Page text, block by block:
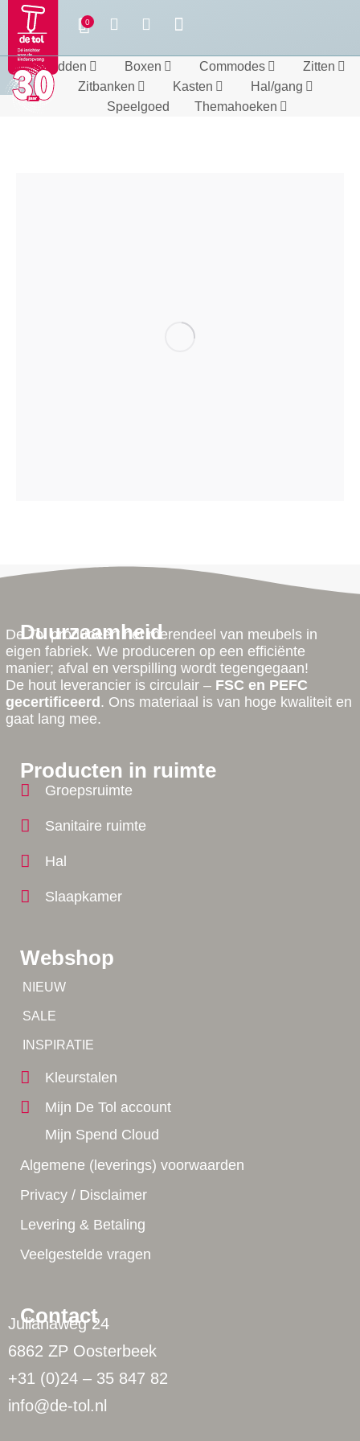
Bedden Boxen Commodes
Zitten
Zitbanken
Kasten
Hal/gang
Speelgoed
Themahoeken
Contact
Julianaweg 24
6862 ZP Oosterbeek
+31 (0)24 – 35 847 82
info@de-tol.nl
Webshop
NIEUW
SALE
INSPIRATIE
Kleurstalen
Mijn De Tol account
Mijn Spend Cloud
Algemene (leverings) voorwaarden
Privacy / Disclaimer
Levering & Betaling
Veelgestelde vragen
Producten in ruimte
Groepsruimte
Sanitaire ruimte
Hal
Slaapkamer
Duurzaamheid
De Tol produceert het merendeel van meubels in
eigen fabriek. We produceren op een efficiënte
manier; afval en verspilling wordt tegengegaan!
De hout leverancier is circulair – FSC en PEFC
gecertificeerd . Ons materiaal is van hoge kwaliteit en
gaat lang mee.